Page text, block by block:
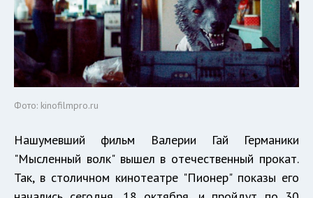
Фото: kinofilmpro.ru
Нашумевший фильм Валерии Гай Германики
"Мысленный волк" вышел в отечественный прокат.
Так, в столичном кинотеатре "Пионер" показы его